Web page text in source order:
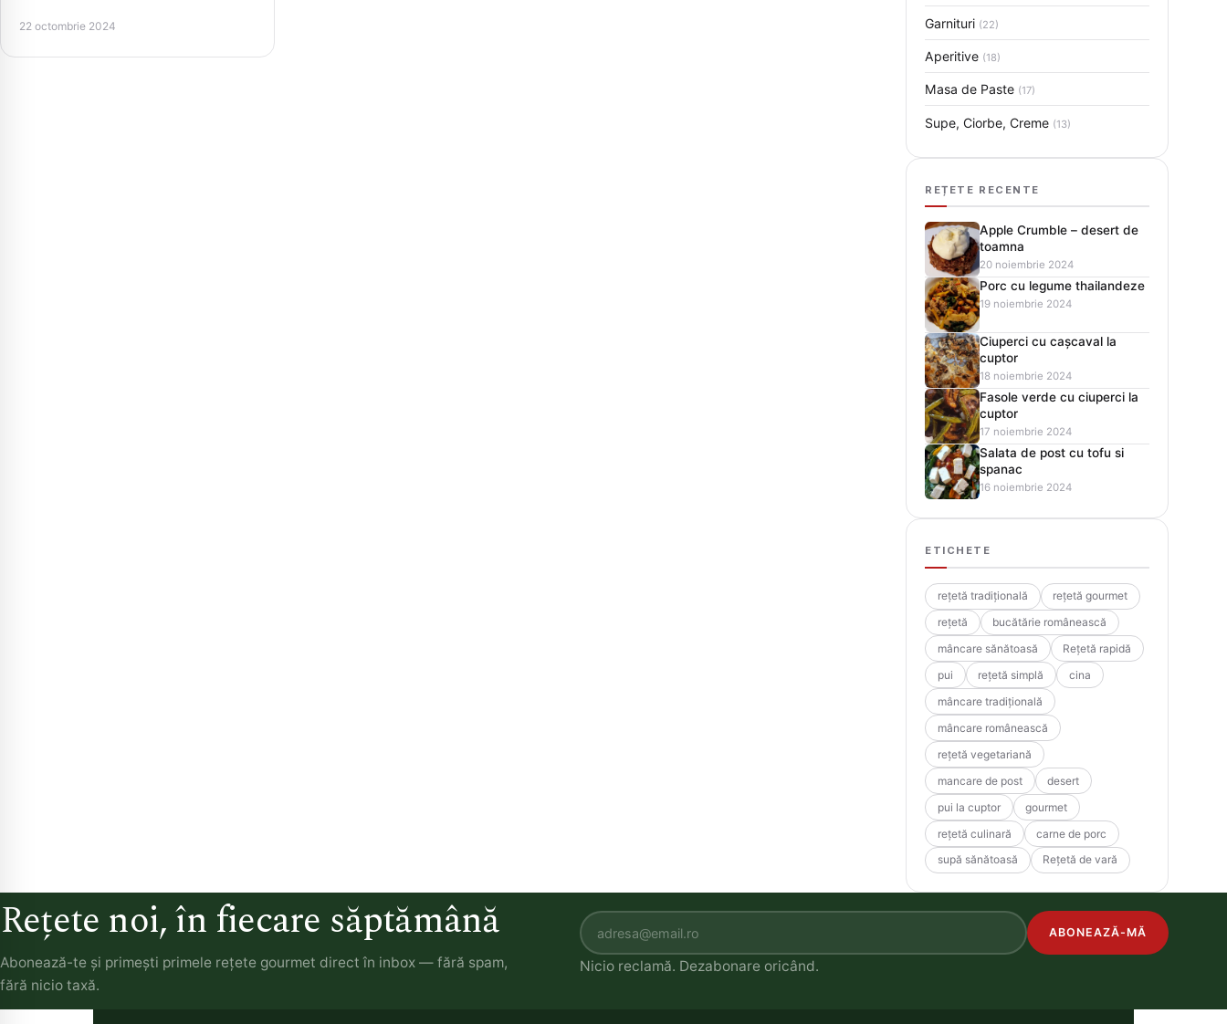
perfectă pentru…
22 octombrie 2024 Garnituri (22)
Aperitive (18)
Masa de Paste (17)
Supe, Ciorbe, Creme (13)
REȚETE RECENTE
Apple Crumble – desert de
toamna
20 noiembrie 2024
Porc cu legume thailandeze
19 noiembrie 2024
Ciuperci cu cașcaval la
cuptor
18 noiembrie 2024
Fasole verde cu ciuperci la
cuptor
17 noiembrie 2024
Salata de post cu tofu si
spanac
16 noiembrie 2024
ETICHETE
rețetă tradițională
rețetă gourmet
rețetă
bucătărie românească
mâncare sănătoasă
Rețetă rapidă
pui
rețetă simplă
cina
mâncare tradițională
mâncare românească
rețetă vegetariană
mancare de post
desert
pui la cuptor
gourmet
rețetă culinară
carne de porc
supă sănătoasă
Rețetă de vară
Rețete noi, în fiecare săptămână
Abonează-te și primești primele rețete gourmet direct în inbox — fără spam,
fără nicio taxă.
ABONEAZĂ-MĂ
Nicio reclamă. Dezabonare oricând.